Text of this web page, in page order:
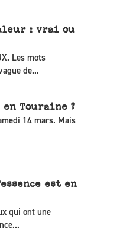
: vrai ou
Les mots
de...
Touraine ?
14 mars. Mais
est en
qui ont une